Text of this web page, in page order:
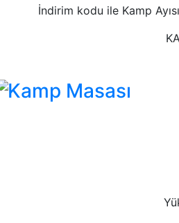
İndirim kodu ile Kamp
Kamp Masası